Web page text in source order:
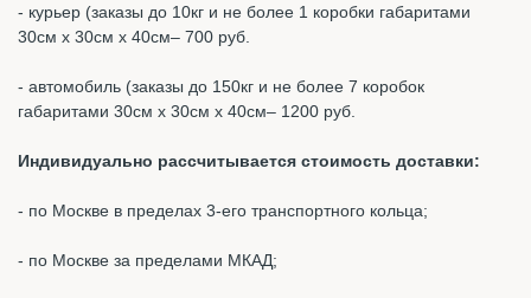
- курьер (заказы до 10кг и не более 1 коробки габаритами
30см х 30см х 40см– 700 руб.
- автомобиль (заказы до 150кг и не более 7 коробок
габаритами 30см х 30см х 40см– 1200 руб.
Индивидуально рассчитывается стоимость доставки:
- по Москве в пределах 3-его транспортного кольца;
- по Москве за пределами МКАД;